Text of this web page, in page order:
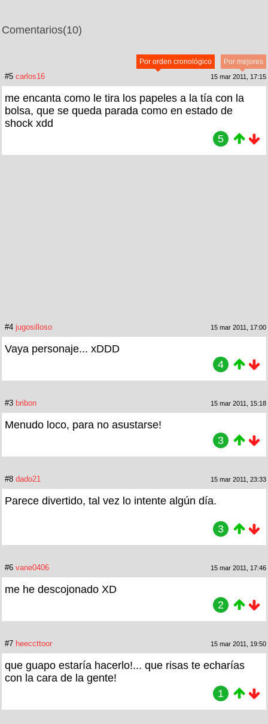
Comentarios(10)
Por mejores
Por orden cronológico
#5 carlos16 15 mar 2011, 17:15
me encanta como le tira los papeles a la tía con la
bolsa, que se queda parada como en estado de
shock xdd
5
#4 jugosilloso 15 mar 2011, 17:00
Vaya personaje... xDDD
4
#3 bribon 15 mar 2011, 15:18
Menudo loco, para no asustarse!
3
#8 dado21 15 mar 2011, 23:33
Parece divertido, tal vez lo intente algún día.
3
#6 vane0406 15 mar 2011, 17:46
me he descojonado XD
2
#7 heeccttoor 15 mar 2011, 19:50
que guapo estaría hacerlo!... que risas te echarías
con la cara de la gente!
1